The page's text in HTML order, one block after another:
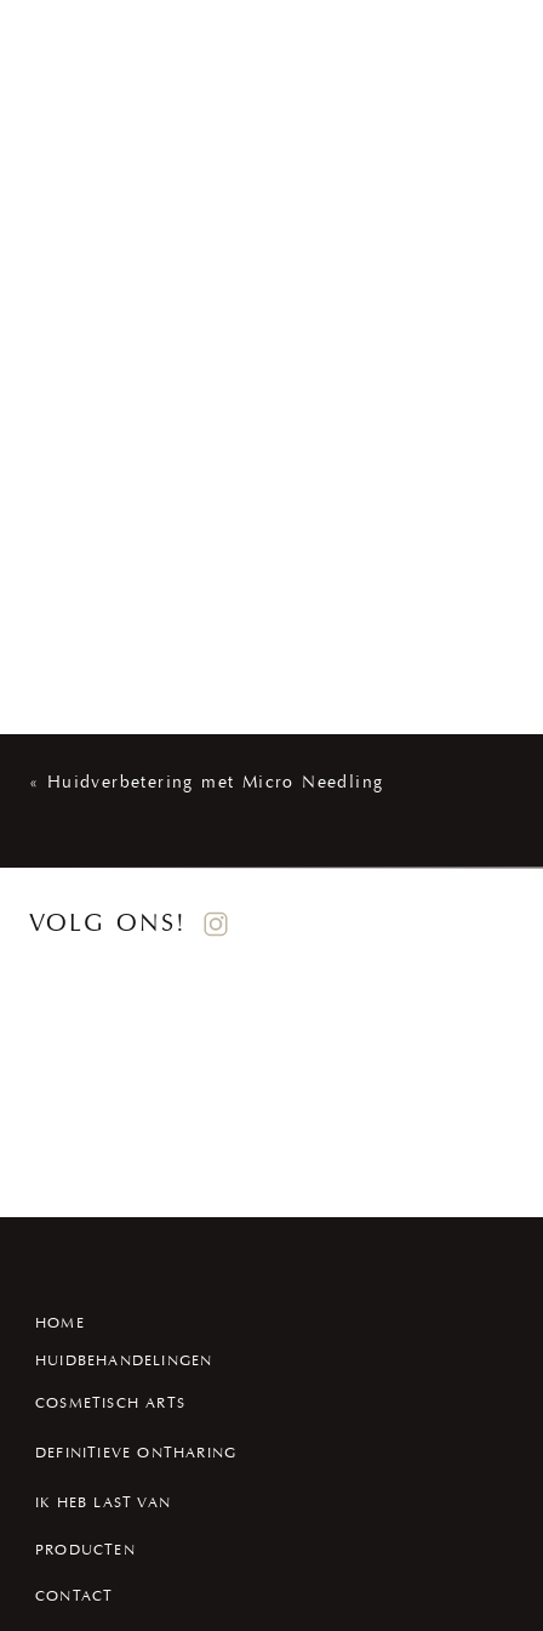
« Huidverbetering met Micro Needling
VOLG ONS!
HOME
HUIDBEHANDELINGEN
COSMETISCH ARTS
DEFINITIEVE ONTHARING
IK HEB LAST VAN
PRODUCTEN
CONTACT